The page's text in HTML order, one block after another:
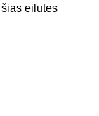
eilutes